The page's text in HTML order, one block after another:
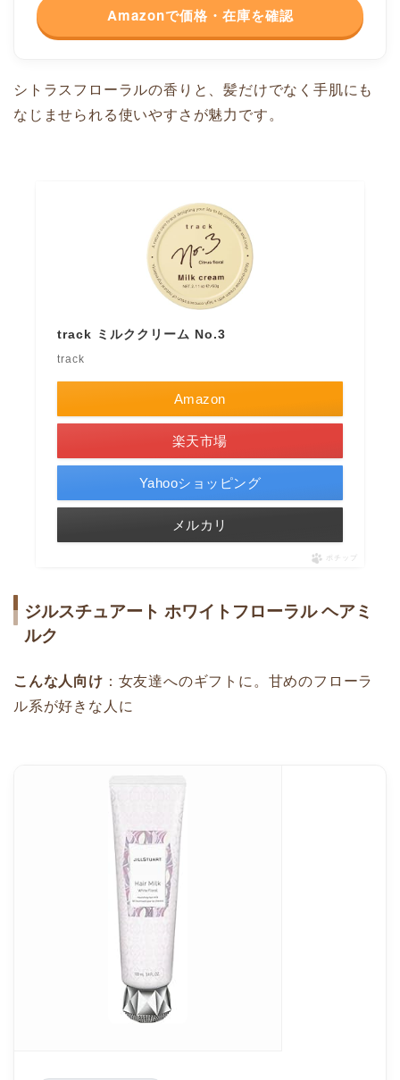
Amazonで価格・在庫を確認
シトラスフローラルの香りと、髪だけでなく手肌にも
なじませられる使いやすさが魅力です。
track ミルククリーム No.3
track
Amazon
楽天市場
Yahooショッピング
メルカリ
ポチップ
ジルスチュアート ホワイトフローラル ヘアミ
ルク
こんな人向け ：女友達へのギフトに。甘めのフローラ
ル系が好きな人に